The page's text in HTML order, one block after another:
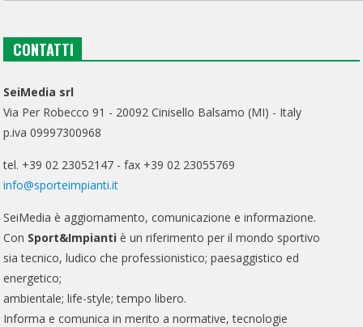
CONTATTI
SeiMedia srl
Via Per Robecco 91 - 20092 Cinisello Balsamo (MI) - Italy
p.iva 09997300968
tel. +39 02 23052147 - fax +39 02 23055769
info@sporteimpianti.it
SeiMedia è aggiornamento, comunicazione e informazione.
Con Sport&Impianti è un riferimento per il mondo sportivo
sia tecnico, ludico che professionistico; paesaggistico ed
energetico;
ambientale; life-style; tempo libero.
Informa e comunica in merito a normative, tecnologie